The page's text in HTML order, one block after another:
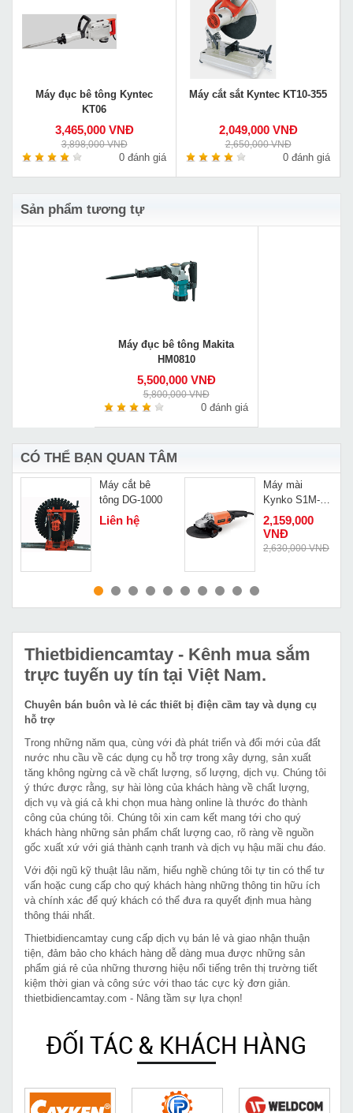
Máy đục bê tông Kyntec
KT06
3,465,000 VNĐ
3,898,000 VNĐ
0 đánh giá
Máy cắt sắt Kyntec KT10-355
2,049,000 VNĐ
2,650,000 VNĐ
0 đánh giá
Sản phẩm tương tự
Máy đục bê tông Makita
HM0810
5,500,000 VNĐ
5,800,000 VNĐ
0 đánh giá
CÓ THỂ BẠN QUAN TÂM
MUA NGAY
Máy cắt bê
tông DG-1000
Liên hệ
MUA NGAY
Máy mài
Kynko S1M-
KD22-230
2,159,000
VNĐ
2,630,000 VNĐ
Thietbidiencamtay - Kênh mua sắm
trực tuyến uy tín tại Việt Nam.
Chuyên bán buôn và lẻ các thiết bị điện cầm tay và dụng cụ
hỗ trợ
Trong những năm qua, cùng với đà phát triển và đổi mới của đất
nước nhu cầu về các dụng cụ hỗ trợ trong xây dựng, sản xuất
tăng không ngừng cả về chất lượng, số lượng, dịch vụ. Chúng tôi
ý thức được rằng, sự hài lòng của khách hàng về chất lượng,
dịch vụ và giá cả khi chọn mua hàng online là thước đo thành
công của chúng tôi. Chúng tôi xin cam kết mang tới cho quý
khách hàng những sản phẩm chất lượng cao, rõ ràng về nguồn
gốc xuất xứ với giá thành cạnh tranh và dịch vụ hậu mãi chu đáo.
Với đội ngũ kỹ thuật lâu năm, hiểu nghề chúng tôi tự tin có thể tư
vấn hoặc cung cấp cho quý khách hàng những thông tin hữu ích
và chính xác để quý khách có thể đưa ra quyết định mua hàng
thông thái nhất.
Thietbidiencamtay cung cấp dịch vụ bán lẻ và giao nhận thuận
tiện, đảm bảo cho khách hàng dễ dàng mua được những sản
phẩm giá rẻ của những thương hiệu nổi tiếng trên thị trường tiết
kiệm thời gian và công sức với thao tác cực kỳ đơn giản.
thietbidiencamtay.com - Nâng tầm sự lựa chọn!
ĐỐI TÁC & KHÁCH HÀNG